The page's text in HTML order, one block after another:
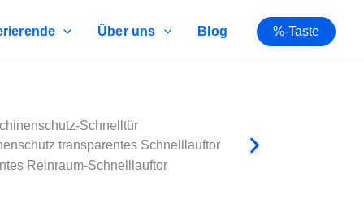
Über uns Blog %-Taste